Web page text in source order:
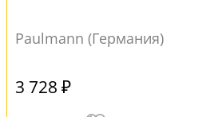
Paulmann (Германия)
3 728 ₽